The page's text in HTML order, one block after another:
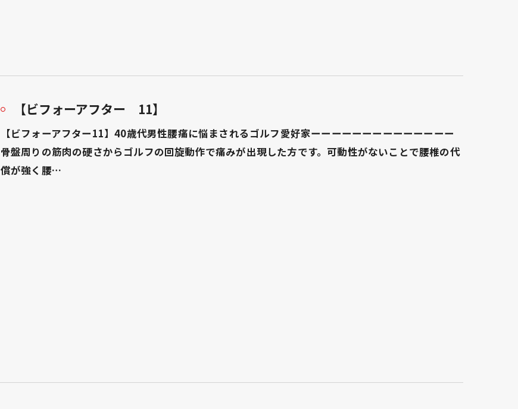
【ビフォーアフター 11】
【ビフォーアフター11】40歳代男性腰痛に悩まされるゴルフ愛好家ーーーーーーーーーーーーーー
骨盤周りの筋肉の硬さからゴルフの回旋動作で痛みが出現した方です。可動性がないことで腰椎の代
償が強く腰…